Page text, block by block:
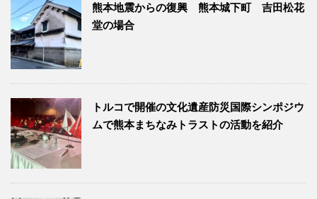
熊本地震からの復興 熊本城下町 吉田松花
堂の場合
トルコで開催の文化遺産防災国際シンポジウ
ムで熊本まちなみトラストの活動を紹介